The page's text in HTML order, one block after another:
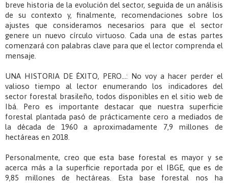
breve historia de la evolución del sector, seguida de un análisis
de su contexto y, finalmente, recomendaciones sobre los
ajustes que consideramos necesarios para que el sector
genere un nuevo círculo virtuoso. Cada una de estas partes
comenzará con palabras clave para que el lector comprenda el
mensaje.
UNA HISTORIA DE ÉXITO, PERO...: No voy a hacer perder el
valioso tiempo al lector enumerando los indicadores del
sector forestal brasileño, todos disponibles en el sitio web de
Ibá. Pero es importante destacar que nuestra superficie
forestal plantada pasó de prácticamente cero a mediados de
la década de 1960 a aproximadamente 7,9 millones de
hectáreas en 2018.
Personalmente, creo que esta base forestal es mayor y se
acerca más a la superficie reportada por el IBGE, que es de
9,85 millones de hectáreas. Esta base forestal nos ha